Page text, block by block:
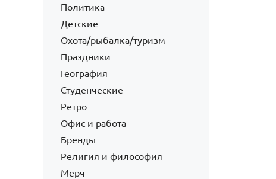
Политика
Детские
Охота/рыбалка/туризм
Праздники
География
Студенческие
Ретро
Офис и работа
Бренды
Религия и философия
Мерч